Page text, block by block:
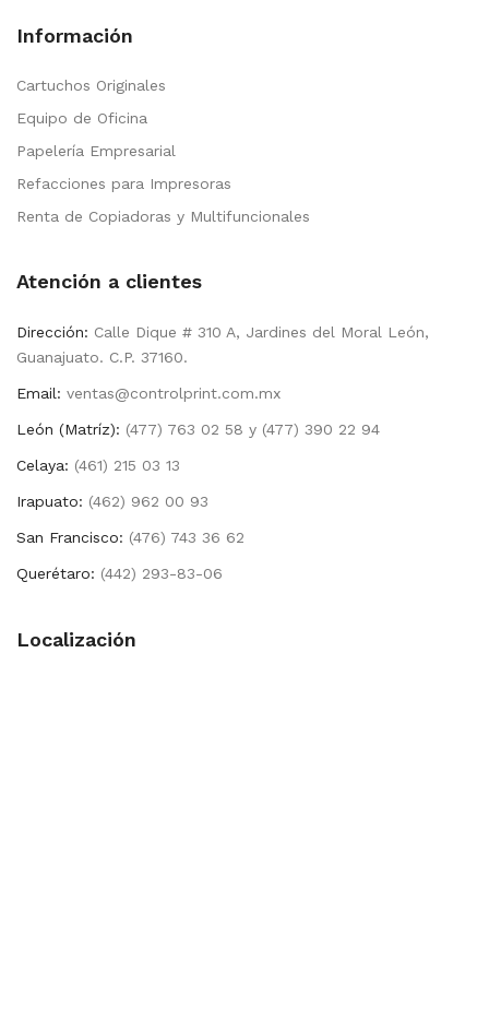
Información
Cartuchos Originales
Equipo de Oficina
Papelería Empresarial
Refacciones para Impresoras
Renta de Copiadoras y Multifuncionales
Atención a clientes
Dirección: Calle Dique # 310 A, Jardines del Moral León,
Guanajuato. C.P. 37160.
Email: ventas@controlprint.com.mx
León (Matríz): (477) 763 02 58 y (477) 390 22 94
Celaya: (461) 215 03 13
Irapuato: (462) 962 00 93
San Francisco: (476) 743 36 62
Querétaro: (442) 293-83-06
Localización